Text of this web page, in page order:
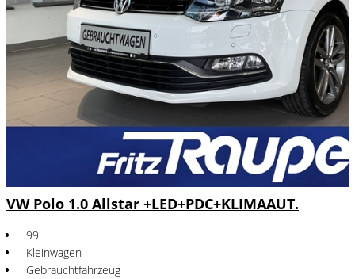
VW Polo 1.0 Allstar +LED+PDC+KLIMAAUT.
99
Kleinwagen
Gebrauchtfahrzeug